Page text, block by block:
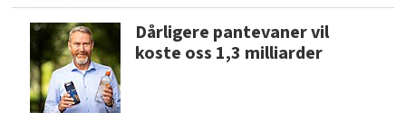
Dårligere pantevaner vil
koste oss 1,3 milliarder